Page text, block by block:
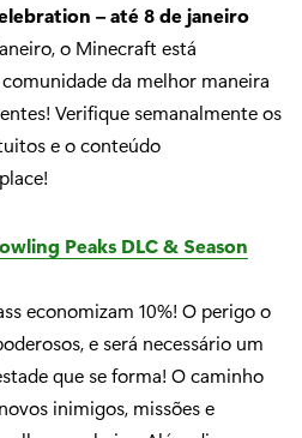
– até 8 de janeiro
o Minecraft está
da melhor maneira
Verifique semanalmente os
e o conteúdo
Peaks DLC & Season
economizam 10%! O perigo o
e será necessário um
que se forma! O caminho
inimigos, missões e